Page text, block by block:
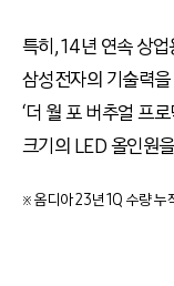
특히, 14년 연속 상
삼성전자의 기술력
‘더 월 포 버추얼 프
크기의 LED 올인원
※ 옴디아 23년 1Q 수량 누